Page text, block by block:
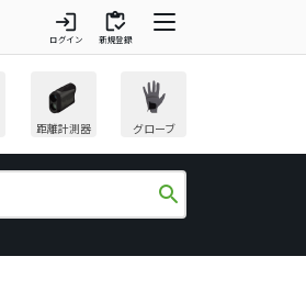
login
ログイン
inventory
新規登録
距離計測器 グローブ
search